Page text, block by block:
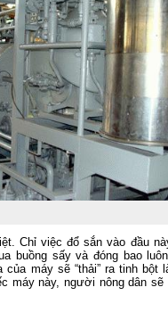
Chỉ việc đổ sắn vào đầu
buồng sấy và đóng bao
máy sẽ “thải” ra tinh bột
máy này, người nông dân sẽ